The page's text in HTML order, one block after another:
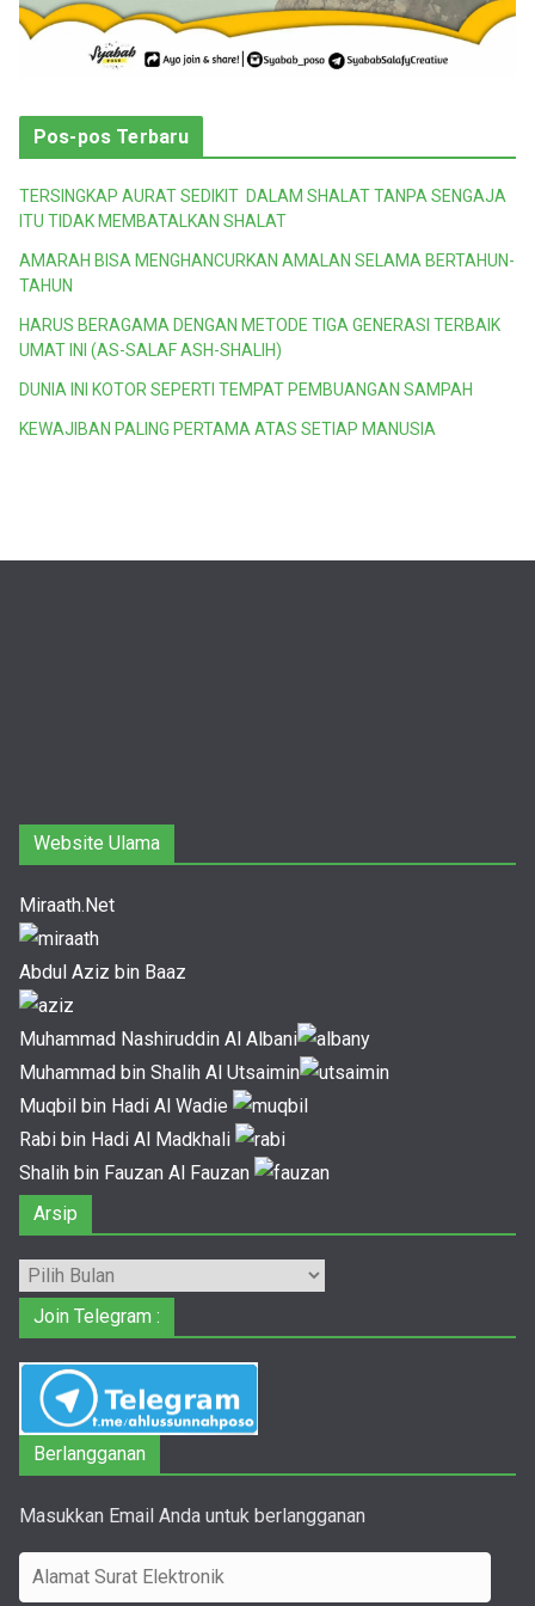
Pos-pos Terbaru
TERSINGKAP AURAT SEDIKIT DALAM SHALAT TANPA SENGAJA
ITU TIDAK MEMBATALKAN SHALAT
AMARAH BISA MENGHANCURKAN AMALAN SELAMA BERTAHUN-
TAHUN
HARUS BERAGAMA DENGAN METODE TIGA GENERASI TERBAIK
UMAT INI (AS-SALAF ASH-SHALIH)
DUNIA INI KOTOR SEPERTI TEMPAT PEMBUANGAN SAMPAH
KEWAJIBAN PALING PERTAMA ATAS SETIAP MANUSIA
Website Ulama
Miraath.Net
Abdul Aziz bin Baaz
Muhammad Nashiruddin Al Albani
Muhammad bin Shalih Al Utsaimin
Muqbil bin Hadi Al Wadie
Rabi bin Hadi Al Madkhali
Shalih bin Fauzan Al Fauzan
Arsip
Arsip
Join Telegram :
Berlangganan
Masukkan Email Anda untuk berlangganan
l